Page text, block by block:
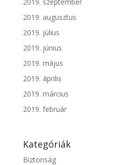
2019. augusztus
2019. július
2019. június
2019. május
2019. április
2019. március
2019. február
Kategóriák
Biztonság